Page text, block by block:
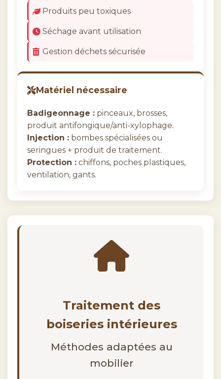
Traitement des
boiseries intérieures
Méthodes adaptées au
mobilier
Produits peu toxiques
Séchage avant utilisation
Gestion déchets sécurisée
Matériel nécessaire
Badigeonnage : pinceaux, brosses,
produit antifongique/anti-xylophage.
Injection : bombes spécialisées ou
seringues + produit de traitement.
Protection : chiffons, poches plastiques,
ventilation, gants.